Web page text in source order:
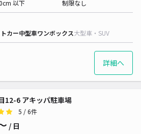
以下
制限なし
カー中型車ワンボックス大型車・SUV
詳細へ
12-6 アキッパ駐車場
5 / 6件
/ 日